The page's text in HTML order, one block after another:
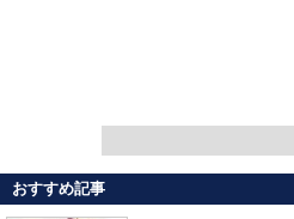
おすすめ記事